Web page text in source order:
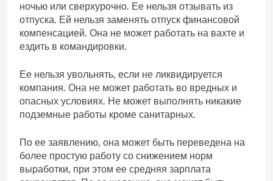
ночью или сверхурочно. Ее нельзя отзывать из
отпуска. Ей нельзя заменять отпуск финансовой
компенсацией. Она не может работать на вахте и
ездить в командировки.
Ее нельзя увольнять, если не ликвидируется
компания. Она не может работать во вредных и
опасных условиях. Не может выполнять никакие
подземные работы кроме санитарных.
По ее заявлению, она может быть переведена на
более простую работу со снижением норм
выработки, при этом ее средняя зарплата